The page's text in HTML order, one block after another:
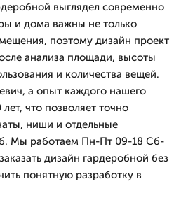
выглядел современно
и дома важны не только
поэтому дизайн проект
анализа площади, высоты
и количества вещей.
а опыт каждого нашего
что позволяет точно
ниши и отдельные
Мы работаем Пн-Пт 09-18 Сб-
дизайн гардеробной без
понятную разработку в